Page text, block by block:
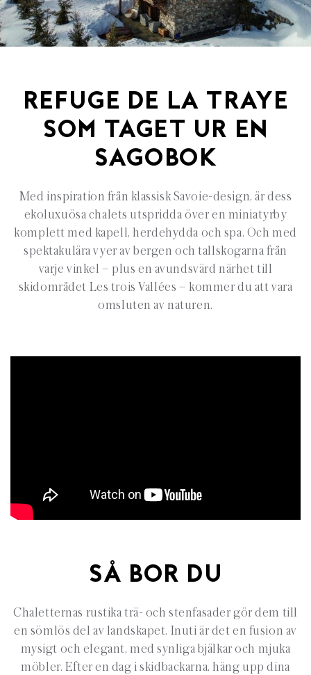
REFUGE DE LA TRAYE
SOM TAGET UR EN
SAGOBOK
Med inspiration från klassisk Savoie-design, är dess
ekoluxuösa chalets utspridda över en miniatyrby
komplett med kapell, herdehydda och spa. Och med
spektakulära vyer av bergen och tallskogarna från
varje vinkel – plus en avundsvärd närhet till
skidområdet Les trois Vallées – kommer du att vara
omsluten av naturen.
SÅ BOR DU
Chaletternas rustika trä- och stenfasader gör dem till
en sömlös del av landskapet. Inuti är det en fusion av
mysigt och elegant, med synliga bjälkar och mjuka
möbler. Efter en dag i skidbackarna, häng upp dina